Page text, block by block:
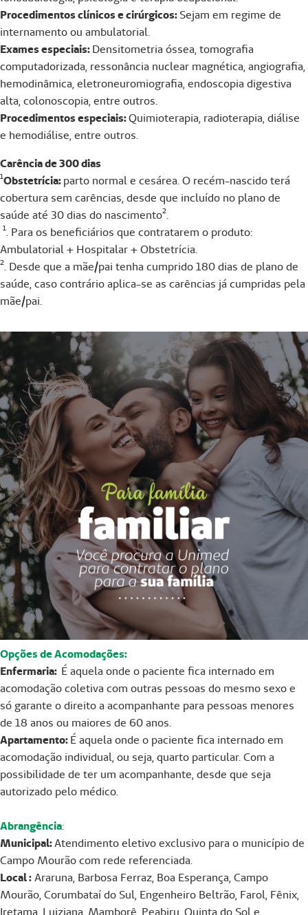
Procedimentos clínicos e cirúrgicos:Sejam em regime de
internamento ou ambulatorial.
Exames especiais:Densitometria óssea, tomografia
computadorizada, ressonância nuclear magnética, angiografia,
hemodinâmica, eletroneuromiografia, endoscopia digestiva
alta, colonoscopia, entre outros.
Procedimentos especiais:Quimioterapia, radioterapia, diálise
e hemodiálise, entre outros.
Carência de 300 dias
¹Obstetrícia:parto normal e cesárea. O recém-nascido terá
cobertura sem carências, desde que incluído no plano de
saúde até 30 dias do nascimento².
¹. Para os beneficiários que contratarem o produto:
Ambulatorial + Hospitalar + Obstetrícia.
². Desde que a mãe/pai tenha cumprido 180 dias de plano de
saúde, caso contrário aplica-se as carências já cumpridas pela
mãe/pai.
Opções de Acomodações:
Enfermaria: É aquela onde o paciente fica internado em
acomodação coletiva com outras pessoas do mesmo sexo e
só garante o direito a acompanhante para pessoas menores
de 18 anos ou maiores de 60 anos.
Apartamento:É aquela onde o paciente fica internado em
acomodação individual, ou seja, quarto particular. Com a
possibilidade de ter um acompanhante, desde que seja
autorizado pelo médico.
Abrangência:
Municipal:Atendimento eletivo exclusivo para o município de
Campo Mourão com rede referenciada.
Local :Araruna, Barbosa Ferraz, Boa Esperança, Campo
Mourão, Corumbataí do Sul, Engenheiro Beltrão, Farol, Fênix,
Iretama, Luiziana, Mamborê, Peabiru, Quinta do Sol e